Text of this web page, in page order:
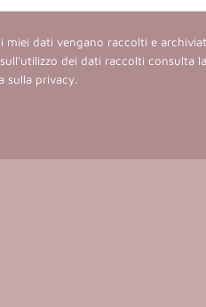
miei dati vengano raccolti e
dei dati raccolti consulta la
sulla privacy.